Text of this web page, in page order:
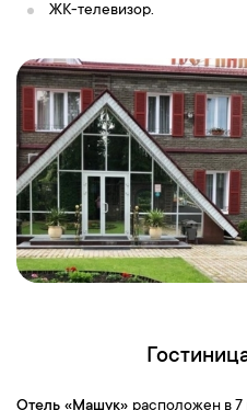
ЖК-телевизор.